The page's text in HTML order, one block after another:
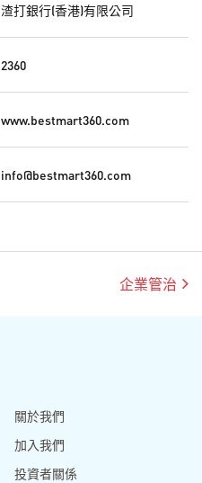
渣打銀行(香港)有限公司
2360
www.bestmart360.com
info@bestmart360.com
企業管治
關於我們
加入我們
投資者關係